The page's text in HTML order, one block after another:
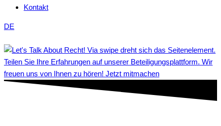
Kontakt
DE
Teilen Sie Ihre Erfahrungen auf unserer Beteiligungsplattform. Wir
freuen uns von Ihnen zu hören! Jetzt mitmachen